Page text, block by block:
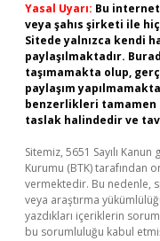
Yasal Uyarı: Bu
veya şahıs şirketi ile
Sitede yalnızca kendi
paylaşılmaktadır.
taşımamakta olup,
paylaşım
benzerlikleri
taslak halindedir ve
Sitemiz, 5651 Sayılı
Kurumu (BTK) tarafından
vermektedir. Bu nedenle,
veya araştırma
yazdıkları içeriklerin
bu sorumluluğu kabul